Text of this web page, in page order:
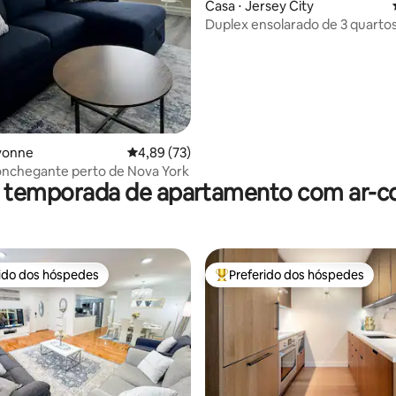
de 5, 69 avaliações
4,89 de uma avaliação média de 5, 73
4,89 (73)
perto de Nova York
Casa ⋅ Jersey City
Duplex ensolarado de 3
de apartamento com ar-
preferidos dos hóspedes
dos hóspedes Entre os melhores preferidos
Preferido dos hóspedes